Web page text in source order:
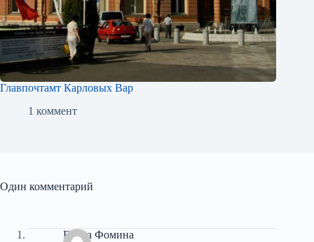
Главпочтамт Карловых Вар
1 коммент
Один комментарий
Елена Фомина